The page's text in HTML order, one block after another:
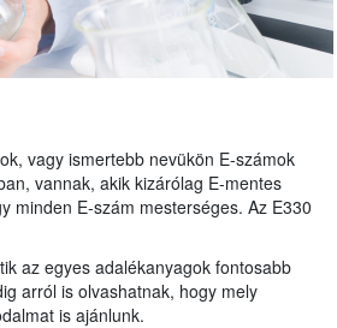
vagy ismertebb nevükön E-számok
vannak, akik kizárólag E-mentes
minden E-szám mesterséges. Az E330
az egyes adalékanyagok fontosabb
arról is olvashatnak, hogy mely
is ajánlunk.